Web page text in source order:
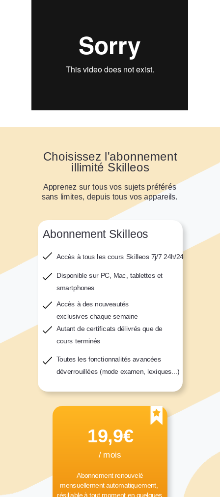
Choisissez l'abonnement
illimité Skilleos
Apprenez sur tous vos sujets préférés
sans limites, depuis tous vos appareils.
19,9€
/ mois
Abonnement renouvelé
mensuellementautomatiquement,
résiliable à tout moment en quelques
Abonnement Skilleos
Accès à tous les cours Skilleos 7j/7 24h/24
Disponible sur PC, Mac, tablettes et
smartphones
Accès à des nouveautés
exclusives chaque semaine
Autant decertificats délivrés que de
cours terminés
Toutes les fonctionnalités avancées
déverrouillées (mode examen, lexiques...)